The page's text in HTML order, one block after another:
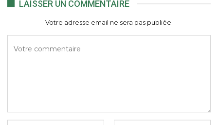
LAISSER UN COMMENTAIRE
Votre adresse email ne sera pas publiée.